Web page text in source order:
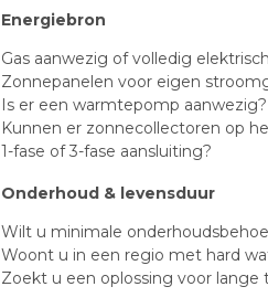
Energiebron
Gas aanwezig of volledig
Zonnepanelen voor eigen
Is er een warmtepomp aanwezig?
Kunnen er zonnecollectoren op
1-fase of 3-fase aansluiting?
Onderhoud & levensduur
Wilt u minimale
Woont u in een regio met hard
Zoekt u een oplossing voor lange